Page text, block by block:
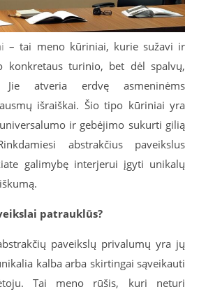
– tai meno kūriniai, kurie sužavi ir
konkretaus turinio, bet dėl spalvų,
atveria erdvę asmeninėms
išraiškai. Šio tipo kūriniai yra
ir gebėjimo sukurti gilią
abstrakčius paveikslus
galimybę interjerui įgyti unikalų
patrauklūs?
paveikslų privalumų yra jų
kalba arba skirtingai sąveikauti
Tai meno rūšis, kuri neturi